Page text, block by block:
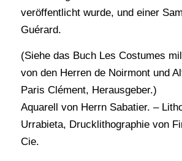
veröffentlicht wurde, und einer
Guérard.
(Siehe das Buch Les Costumes
von den Herren de Noirmont und
Paris Clément, Herausgeber.)
Aquarell von Herrn Sabatier. –
Urrabieta, Drucklithographie von
Cie.